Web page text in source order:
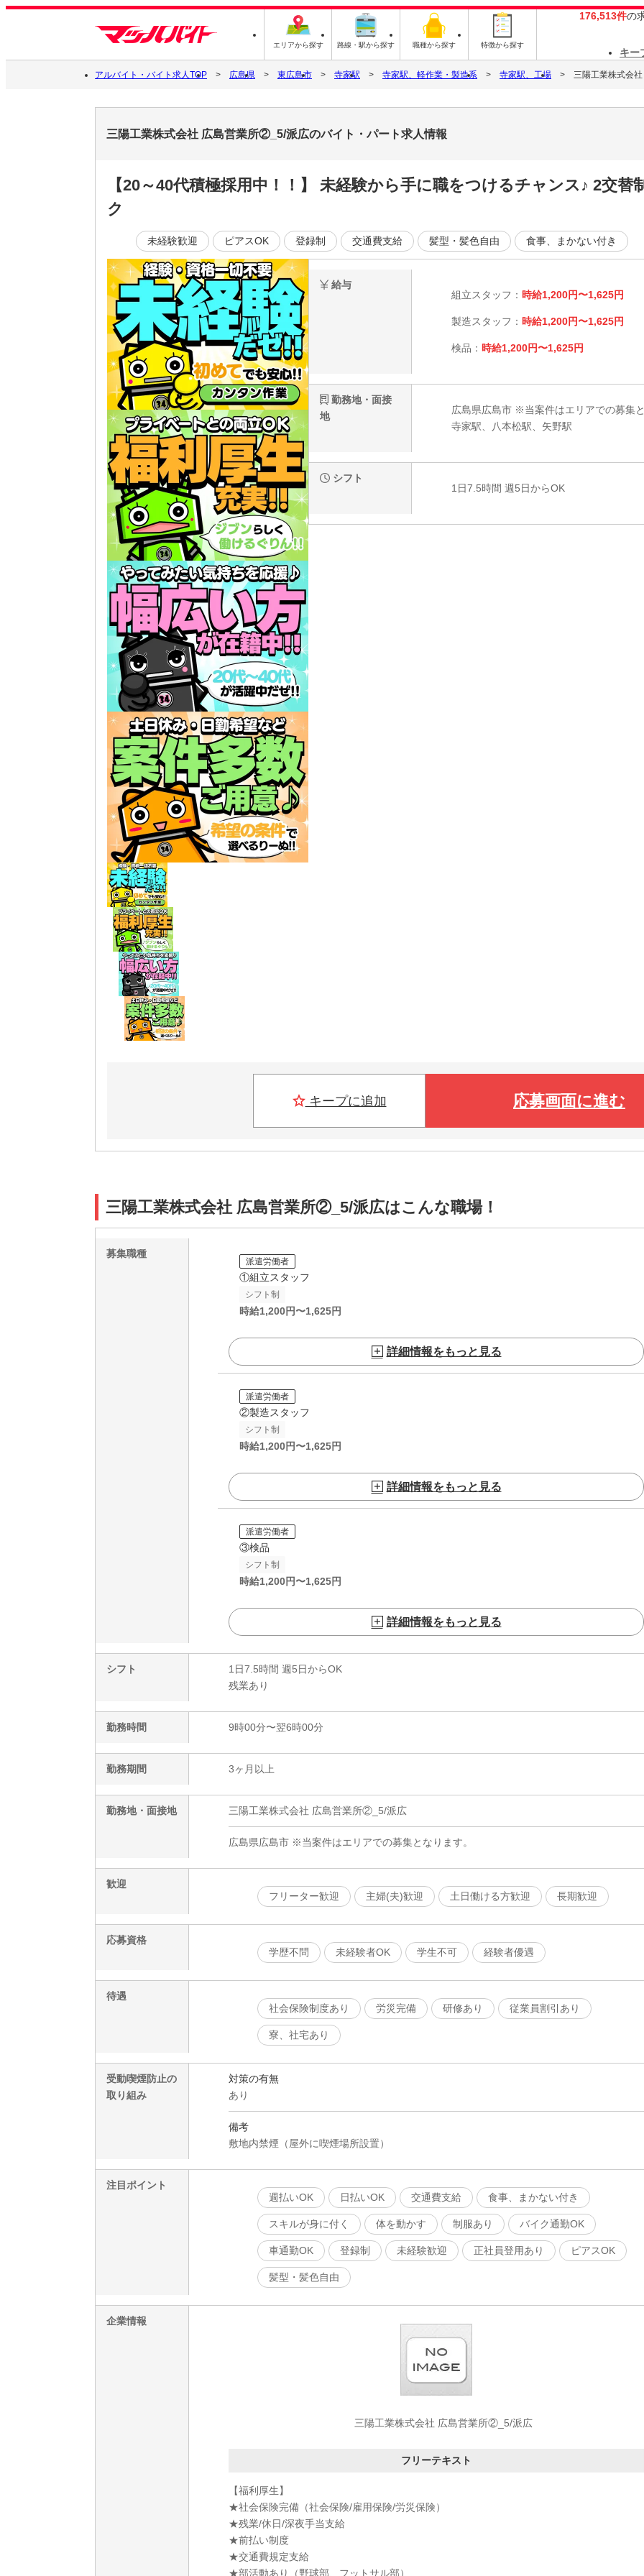
エリアから探す 路線・駅から探す 職種から探す 特徴から探す
176,513件の
キー
アルバイト・バイト求人TOP 広島県 東広島市 寺家駅 寺家駅、軽作業・製造系 寺家駅、工場 三陽工業株式会
三陽工業株式会社 広島営業所②_5/派広のバイト・パート求人情報
【20～40代積極採用中！！】 未経験から手に職をつけるチャンス♪ 2交
ク
未経験歓迎 ピアスOK 登録制 交通費支給 髪型・髪色自由 食事、まかない付き
給与
組立スタッフ： 時給1,200円〜1,625円
製造スタッフ： 時給1,200円〜1,625円
検品： 時給1,200円〜1,625円
勤務地・面接
地
広島県広島市 ※当案件はエリアでの募集と
寺家駅、八本松駅、矢野駅
シフト
1日7.5時間 週5日からOK
キープに追加 応募画面に進む
三陽工業株式会社 広島営業所②_5/派広はこんな職場！
募集職種
派遣労働者
①組立スタッフ
シフト制
時給1,200円〜1,625円
詳細情報をもっと見る
派遣労働者
②製造スタッフ
シフト制
時給1,200円〜1,625円
詳細情報をもっと見る
派遣労働者
③検品
シフト制
時給1,200円〜1,625円
詳細情報をもっと見る
シフト
1日7.5時間 週5日からOK
残業あり
勤務時間 9時00分〜翌6時00分
勤務期間 3ヶ月以上
勤務地・面接地 三陽工業株式会社 広島営業所②_5/派広
広島県広島市 ※当案件はエリアでの募集となります。
歓迎
フリーター歓迎
主婦(夫)歓迎 土日働ける方歓迎 長期歓迎
応募資格
学歴不問
未経験者OK 学生不可 経験者優遇
待遇
社会保険制度あり
労災完備 研修あり 従業員割引あり
寮、社宅あり
受動喫煙防止の
取り組み
対策の有無
あり
備考
敷地内禁煙（屋外に喫煙場所設置）
注目ポイント
週払いOK
日払いOK 交通費支給 食事、まかない付き
スキルが身に付く 体を動かす 制服あり バイク通勤OK
車通勤OK 登録制 未経験歓迎 正社員登用あり ピアスOK
髪型・髪色自由
企業情報
三陽工業株式会社 広島営業所②_5/派広
フリーテキスト
【福利厚生】
★社会保険完備（社会保険/雇用保険/労災保険）
★残業/休日/深夜手当支給
★前払い制度
★交通費規定支給
★部活動あり（野球部、フットサル部）